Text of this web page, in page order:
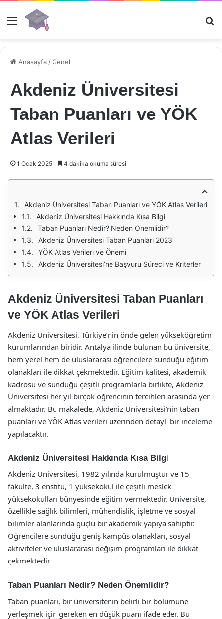
Menü
Anasayfa /Genel
Akdeniz Üniversitesi
Taban Puanları ve YÖK
Atlas Verileri
1 Ocak 2025 4 dakika okuma süresi
Akdeniz Üniversitesi Taban Puanları ve YÖK Atlas Verileri
Akdeniz Üniversitesi Hakkında Kısa Bilgi
Taban Puanları Nedir? Neden Önemlidir?
Akdeniz Üniversitesi Taban Puanları 2023
YÖK Atlas Verileri ve Önemi
Akdeniz Üniversitesi’ne Başvuru Süreci ve Kriterler
Akdeniz Üniversitesi Taban Puanları
ve YÖK Atlas Verileri
Akdeniz Üniversitesi, Türkiye’nin önde gelen yükseköğretim
kurumlarından biridir. Antalya ilinde bulunan bu üniversite,
hem yerel hem de uluslararası öğrencilere sunduğu eğitim
olanakları ile dikkat çekmektedir. Eğitim kalitesi, akademik
kadrosu ve sunduğu çeşitli programlarla birlikte, Akdeniz
Üniversitesi her yıl birçok öğrencinin tercihleri arasında yer
almaktadır. Bu makalede, Akdeniz Üniversitesi’nin taban
puanları ve YÖK Atlas verileri üzerinden detaylı bir inceleme
yapılacaktır.
Akdeniz Üniversitesi Hakkında Kısa Bilgi
Akdeniz Üniversitesi, 1982 yılında kurulmuştur ve 15
fakülte, 3 enstitü, 1 yüksekokul ile çeşitli meslek
yüksekokulları bünyesinde eğitim vermektedir. Üniversite,
özellikle sağlık bilimleri, mühendislik, işletme ve sosyal
bilimler alanlarında güçlü bir akademik yapıya sahiptir.
Öğrencilere sunduğu geniş kampüs olanakları, sosyal
aktiviteler ve uluslararası değişim programları ile dikkat
çekmektedir.
Taban Puanları Nedir? Neden Önemlidir?
Taban puanları, bir üniversitenin belirli bir bölümüne
yerleşmek için gereken en düşük puanı ifade eder. Bu